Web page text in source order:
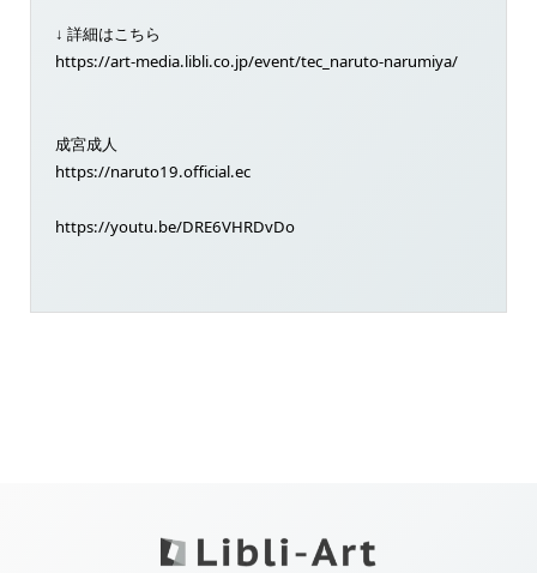
↓ 詳細はこちら
https://art-media.libli.co.jp/event/tec_naruto-narumiya/
成宮成人
https://naruto19.official.ec
https://youtu.be/DRE6VHRDvDo